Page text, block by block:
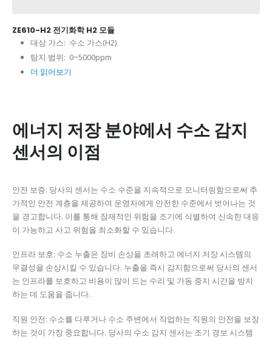
ZE610-H2 전기화학 H2 모듈
대상 가스: 수소 가스(H2)
탐지 범위: 0~5000ppm
더 읽어보기
에너지 저장 분야에서 수소 감지
센서의 이점
안전 보증: 당사의 센서는 수소 수준을 지속적으로 모니터링함으로써 추
가적인 안전 계층을 제공하여 운영자에게 안전한 수준에서 벗어나는 것
을 경고합니다. 이를 통해 잠재적인 위험을 조기에 식별하여 신속한 대응
이 가능하고 사고 위험을 최소화할 수 있습니다.
인프라 보호: 수소 누출은 장비 손상을 초래하고 에너지 저장 시스템의
무결성을 손상시킬 수 있습니다. 누출을 즉시 감지함으로써 당사의 센서
는 인프라를 보호하고 비용이 많이 드는 수리 및 가동 중지 시간을 방지
하는 데 도움을 줍니다.
직원 안전: 수소를 다루거나 수소 주변에서 작업하는 직원의 안전을 보장
하는 것이 가장 중요합니다. 당사의 수소 감지 센서는 조기 경보 시스템